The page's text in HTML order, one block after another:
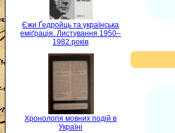
Єжи Ґедройць та українська
еміґрація. Листування 1950–
1982 років
Хронологія мовних подій в
Україні